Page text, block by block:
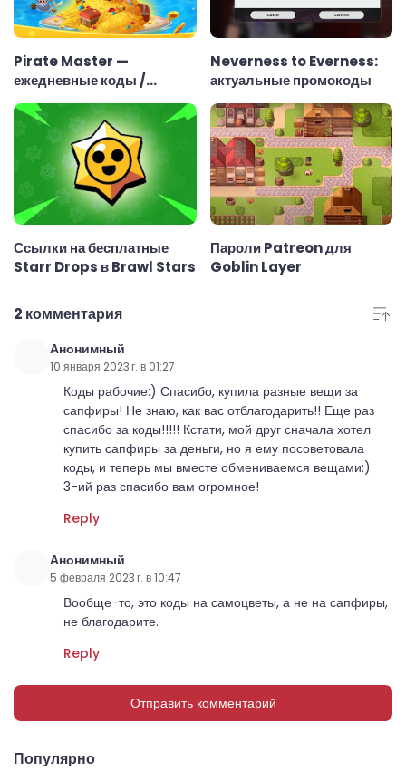
Pirate Master —
ежедневные коды /
ссылки
Neverness to Everness:
актуальные промокоды
Ссылки на бесплатные
Starr Drops в Brawl Stars
Пароли Patreon для
Goblin Layer
2 комментария
Анонимный
10 января 2023 г. в 01:27
Коды рабочие:) Спасибо, купила разные вещи за
сапфиры! Не знаю, как вас отблагодарить!! Еще раз
спасибо за коды!!!!! Кстати, мой друг сначала хотел
купить сапфиры за деньги, но я ему посоветовала
коды, и теперь мы вместе обмениваемся вещами:)
3-ий раз спасибо вам огромное!
Reply
Анонимный
5 февраля 2023 г. в 10:47
Вообще-то, это коды на самоцветы, а не на сапфиры,
не благодарите.
Reply
Отправить комментарий
Популярно